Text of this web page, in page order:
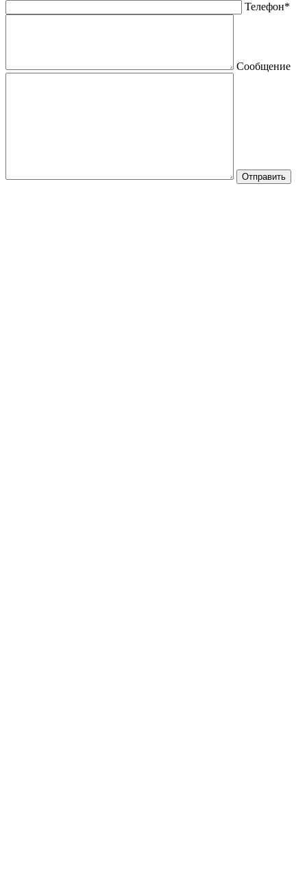
Телефон*
Сообщение